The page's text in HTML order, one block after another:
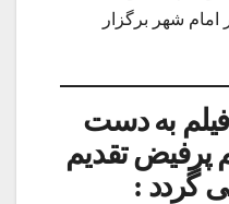
شهر برگزار
فیلم به دست
پرفیض تقدیم
گردد :